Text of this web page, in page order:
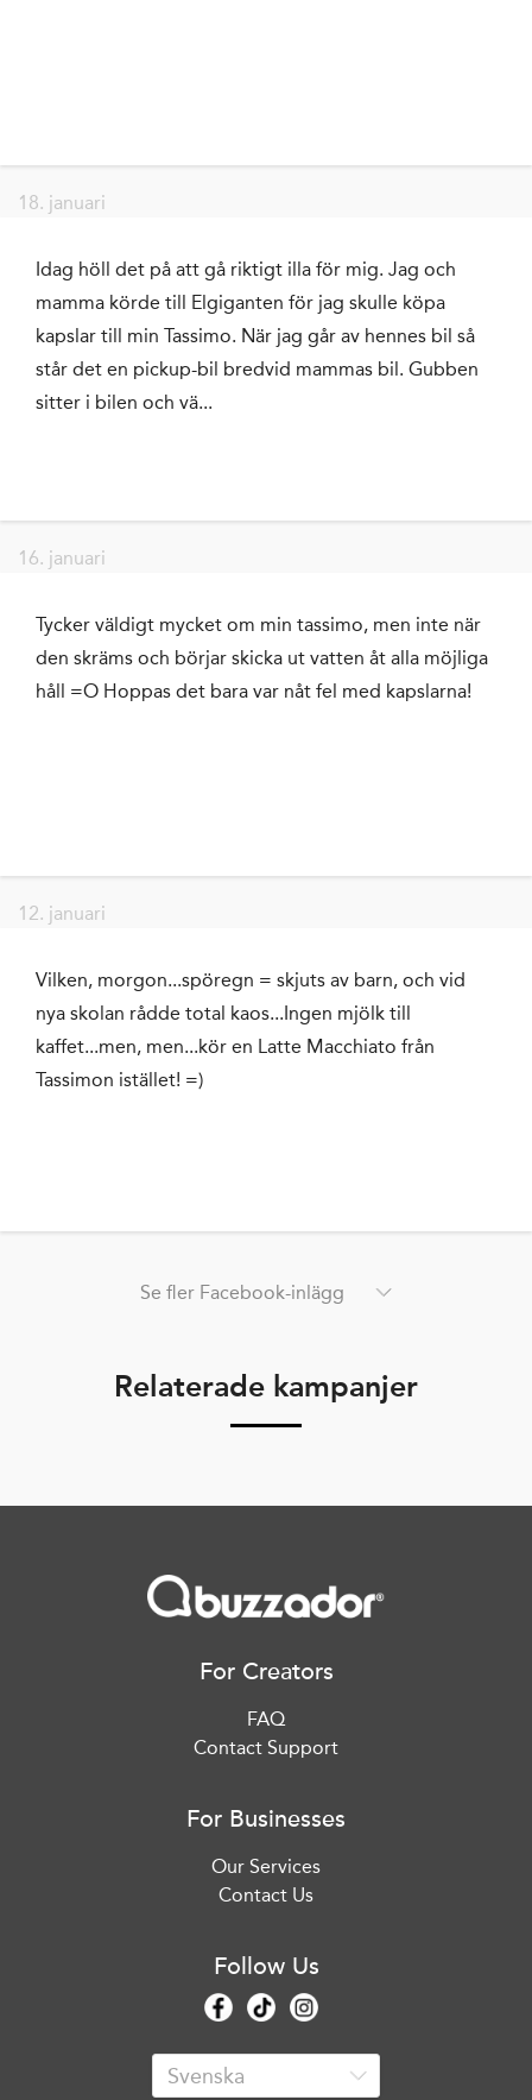
18. januari
Idag höll det på att gå riktigt illa för mig. Jag och
mamma körde till Elgiganten för jag skulle köpa
kapslar till min Tassimo. När jag går av hennes bil så
står det en pickup-bil bredvid mammas bil. Gubben
sitter i bilen och vä...
16. januari
Tycker väldigt mycket om min tassimo, men inte när
den skräms och börjar skicka ut vatten åt alla möjliga
håll =O Hoppas det bara var nåt fel med kapslarna!
12. januari
Vilken, morgon...spöregn = skjuts av barn, och vid
nya skolan rådde total kaos...Ingen mjölk till
kaffet...men, men...kör en Latte Macchiato från
Tassimon istället! =)
Se fler Facebook-inlägg
Relaterade kampanjer
For Creators
FAQ
Contact Support
For Businesses
Our Services
Contact Us
Follow Us